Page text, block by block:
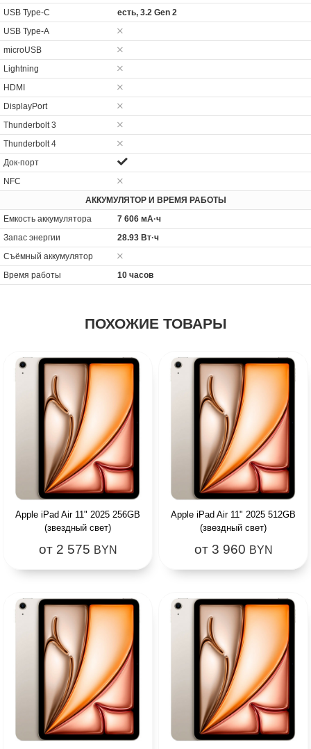
USB Type-C
есть, 3.2 Gen 2
USB Type-A
microUSB
Lightning
HDMI
DisplayPort
Thunderbolt 3
Thunderbolt 4
Док-порт
NFC
АККУМУЛЯТОР И ВРЕМЯ РАБОТЫ
Емкость аккумулятора
7 606 мА·ч
Запас энергии
28.93 Вт·ч
Cъёмный аккумулятор
Время работы
10 часов
ПОХОЖИЕ ТОВАРЫ
Apple iPad Air 11" 2025 256GB
(звездный свет)
от 2 575 BYN
Apple iPad Air 11" 2025 512GB
(звездный свет)
от 3 960 BYN